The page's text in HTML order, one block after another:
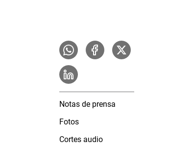
Notas de prensa
Fotos
Cortes audio